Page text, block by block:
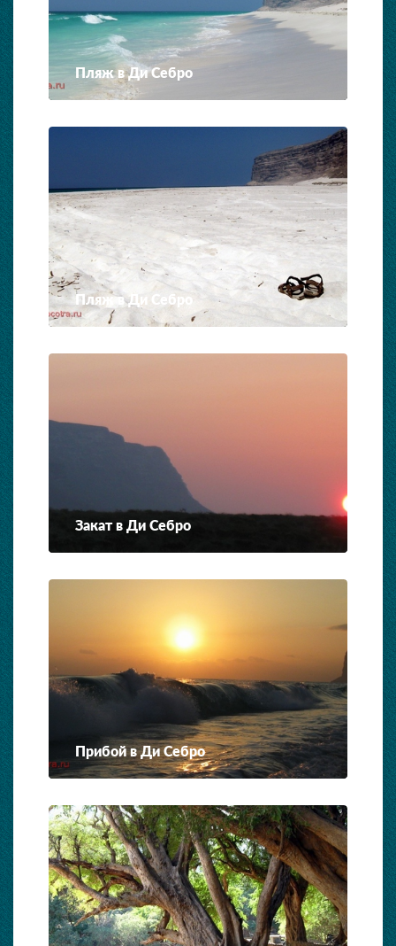
Пляж в Ди Себро
Пляж в Ди Себро
Закат в Ди Себро
Прибой в Ди Себро